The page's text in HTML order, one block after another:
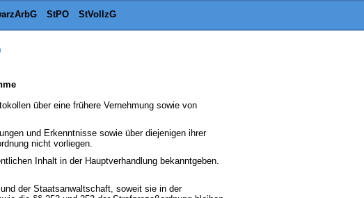
StPO StVollzG
über eine frühere Vernehmung sowie von
und Erkenntnisse sowie über diejenigen ihrer
nicht vorliegen.
Inhalt in der Hauptverhandlung bekanntgeben.
der Staatsanwaltschaft, soweit sie in der